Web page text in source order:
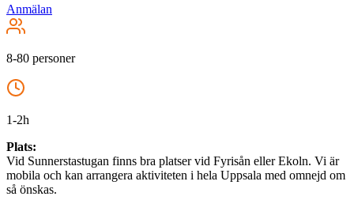
Anmälan
8-80 personer
1-2h
Plats:
Vid Sunnerstastugan finns bra platser vid Fyrisån eller Ekoln. Vi är
mobila och kan arrangera aktiviteten i hela Uppsala med omnejd om
så önskas.